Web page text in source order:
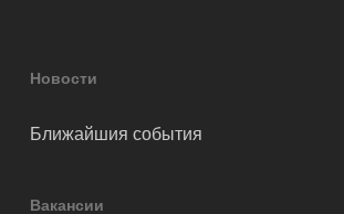
Новости
Ближайшия события
Вакансии